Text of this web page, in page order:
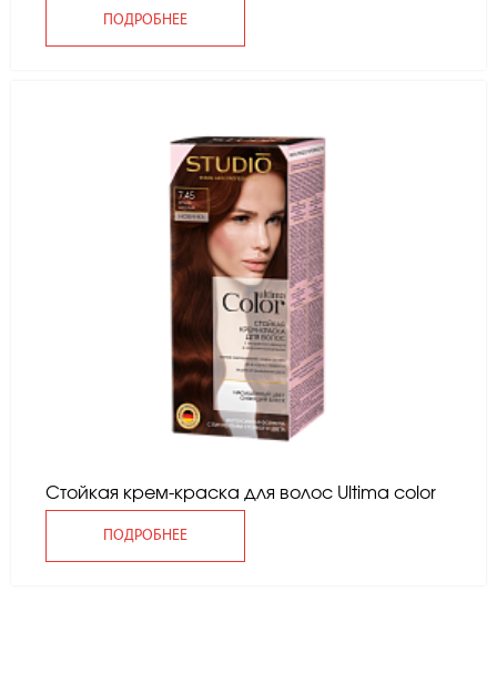
ПОДРОБНЕЕ
Стойкая крем-краска для волос Ultima color
ПОДРОБНЕЕ